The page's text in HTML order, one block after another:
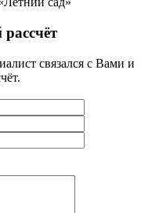
связался с Вами и